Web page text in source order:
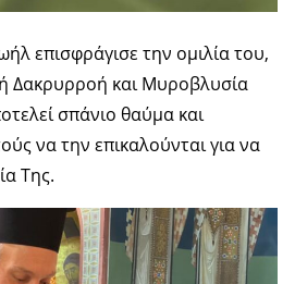
επισφράγισε την ομιλία του,
Δακρυρροή και Μυροβλυσία
σπάνιο θαύμα και
να την επικαλούνται για να
Της.